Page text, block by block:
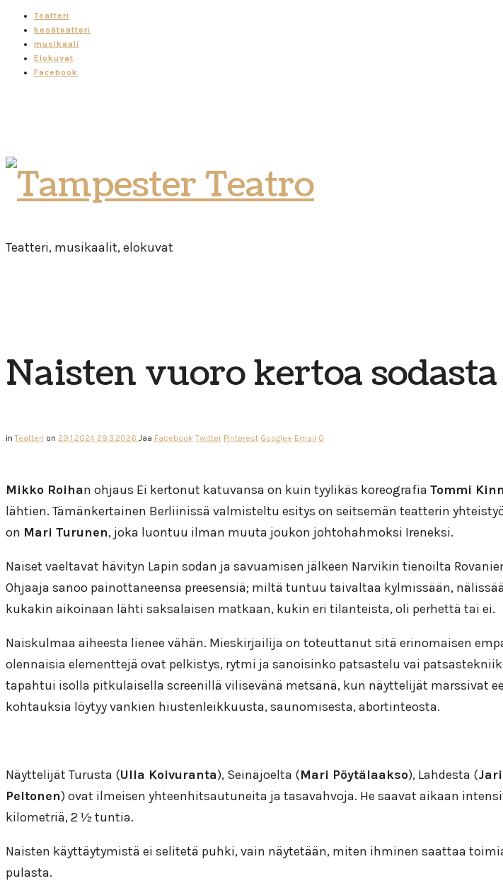
Teatteri
kesäteatteri
musikaali
Elokuvat
Facebook
Tampester
Teatro
Teatteri, musikaalit, elokuvat
Naisten vuoro kertoa sodasta
inTeatteri on 29.1.2024 29.3.2026 Jaa Facebook Twitter Pinterest Google+ Email 0
Mikko Roihan ohjaus Ei kertonut katuvansa on kuin tyylikäs koreografia Tommi
lähtien. Tämänkertainen Berliinissä valmisteltu esitys on seitsemän teatterin
on Mari Turunen, joka luontuu ilman muuta joukon johtohahmoksi Ireneksi.
Naiset vaeltavat hävityn Lapin sodan ja savuamisen jälkeen Narvikin tienoilta
Ohjaaja sanoo painottaneensa preesensiä; miltä tuntuu taivaltaa kylmissään,
kukakin aikoinaan lähti saksalaisen matkaan, kukin eri tilanteista, oli perhettä tai ei.
Naiskulmaa aiheesta lienee vähän. Mieskirjailija on toteuttanut sitä erinomaisen
olennaisia elementtejä ovat pelkistys, rytmi ja sanoisinko patsastelu vai
tapahtui isolla pitkulaisella screenillä vilisevänä metsänä, kun näyttelijät marssivat
kohtauksia löytyy vankien hiustenleikkuusta, saunomisesta, abortinteosta.
Näyttelijät Turusta (Ulla Koivuranta), Seinäjoelta (Mari Pöytälaakso), Lahdesta (
Peltonen) ovat ilmeisen yhteenhitsautuneita ja tasavahvoja. He saavat aikaan
kilometriä, 2 ½ tuntia.
Naisten käyttäytymistä ei selitetä puhki, vain näytetään, miten ihminen saattaa
pulasta.